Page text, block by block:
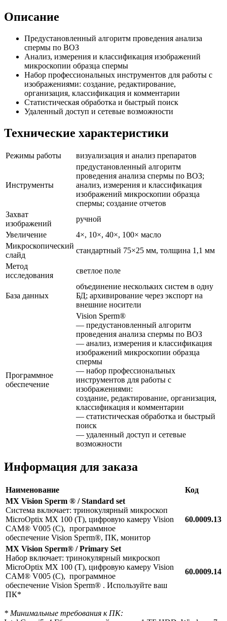
Описание
Предустановленный алгоритм проведения анализа
спермы по ВОЗ
Анализ, измерения и классификация изображений
микроскопии образца спермы
Набор профессиональных инструментов для работы с
изображениями: создание, редактирование,
организация, классификация и комментарии
Статистическая обработка и быстрый поиск
Удаленный доступ и сетевые возможности
Технические характеристики
Режимы работы визуализация и анализ препаратов
Инструменты
предустановленный алгоритм
проведения анализа спермы по ВОЗ;
анализ, измерения и классификация
изображений микроскопии образца
спермы; создание отчетов
Захват
изображений
ручной
Увеличение
4×, 10×, 40×, 100× масло
Микроскопический
слайд
стандартный 75×25 мм, толщина 1,1 мм
Метод
исследования
светлое поле
База данных
объединение нескольких систем в одну
БД; архивирование через экспорт на
внешние носители
Программное
обеспечение
Vision Sperm®
— предустановленный алгоритм
проведения анализа спермы по ВОЗ
— анализ, измерения и классификация
изображений микроскопии образца
спермы
— набор профессиональных
инструментов для работы с
изображениями:
создание, редактирование, организация,
классификация и комментарии
— статистическая обработка и быстрый
поиск
— удаленный доступ и сетевые
возможности
Информация для заказа
Наименование
Код
MX Vision Sperm ® / Standard set
Система включает: тринокулярный микроскоп
MicroOptix MX 100 (T), цифровую камеру Vision
CAM® V005 (C), программное
обеспечение Vision Sperm®, ПК, монитор
60.0009.13
MX Vision Sperm® / Primary Set
Набор включает: тринокулярный микроскоп
MicroOptix MX 100 (T), цифровую камеру Vision
CAM® V005 (C), программное
обеспечение Vision Sperm® . Используйте ваш
ПК*
60.0009.14
* Минимальные требования к ПК: